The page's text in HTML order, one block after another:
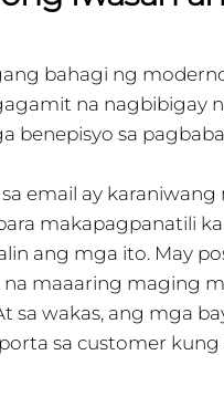
bahagi ng
na nagbibigay
benepisyo sa
email ay
makapagpanatili
ang mga ito. May
na maaaring maging
sa wakas, ang mga
sa customer